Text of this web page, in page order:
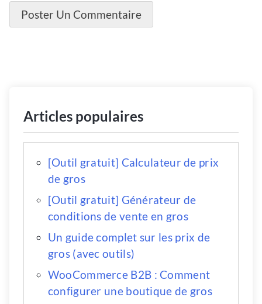
Articles populaires
[Outil gratuit] Calculateur de prix
de gros
[Outil gratuit] Générateur de
conditions de vente en gros
Un guide complet sur les prix de
gros (avec outils)
WooCommerce B2B : Comment
configurer une boutique de gros